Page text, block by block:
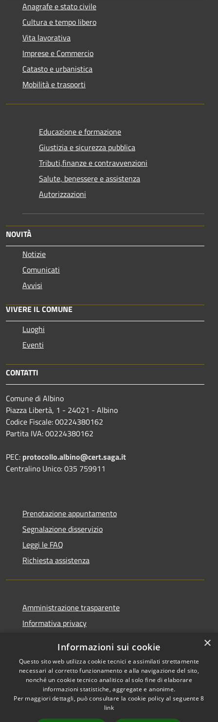
Anagrafe e stato civile
Cultura e tempo libero
Vita lavorativa
Imprese e Commercio
Catasto e urbanistica
Mobilità e trasporti
Educazione e formazione
Giustizia e sicurezza pubblica
Tributi,finanze e contravvenzioni
Salute, benessere e assistenza
Autorizzazioni
NOVITÀ
Notizie
Comunicati
Avvisi
VIVERE IL COMUNE
Luoghi
Eventi
CONTATTI
Comune di Albino
Piazza Libertà, 1 - 24021 - Albino
Codice Fiscale: 00224380162
Partita IVA: 00224380162
PEC: protocollo.albino@cert.saga.it
Centralino Unico: 035 759911
Prenotazione appuntamento
Segnalazione disservizio
Leggi le FAQ
Richiesta assistenza
Amministrazione trasparente
Informativa privacy
Dichiarazione di accessibilità
RSS
Copyright © 2026 • Comune di
×
Informazioni sui cookie
Questo sito web utilizza cookie tecnici e assimilati strettamente
necessari al corretto funzionamento e alla navigazione del sito,
nonché un cookie tecnico analitico al solo fine di elaborare
informazioni statistiche, aggregate e anonime.
Per maggiori dettagli, può consultare la cookie policy al seguente8
link